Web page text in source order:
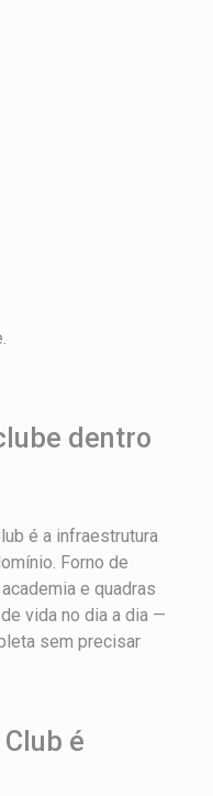
dentro
é a infraestrutura
Forno de
e quadras
vida no dia a dia —
sem precisar
é